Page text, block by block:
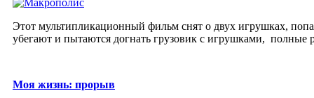
Этот мультипликационный фильм снят о двух игрушках,
убегают и пытаются догнать грузовик с игрушками, полные
Моя жизнь: прорыв